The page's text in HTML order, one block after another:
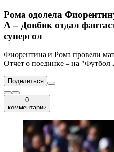
Рома одолела
А – Довбик отдал
супергол
Фиорентина и Рома провели
Отчет о поединке – на "Футбол
Поделиться
0
комментарии